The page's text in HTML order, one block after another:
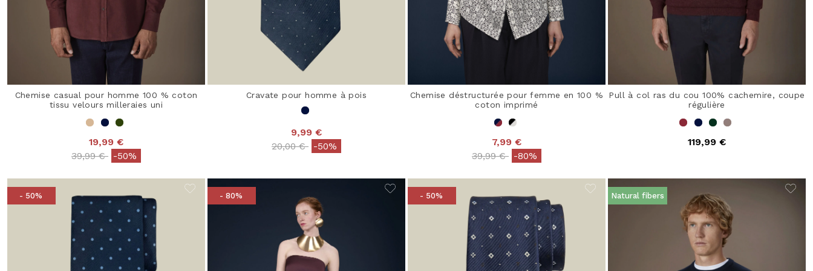
Chemise casual pour homme 100 % coton
tissu velours milleraies uni
19,99 €
Price reduced from
39,99 €to-50%
Cravate pour homme à pois
9,99 €
Price reduced from
20,00 €to-50%
Chemise déstructurée pour femme en 100 %
coton imprimé
7,99 €
Price reduced from
39,99 €to-80%
Pull à col ras du cou 100% cachemire, coupe
régulière
119,99 €
- 50% - 80% - 50% Natural fibers